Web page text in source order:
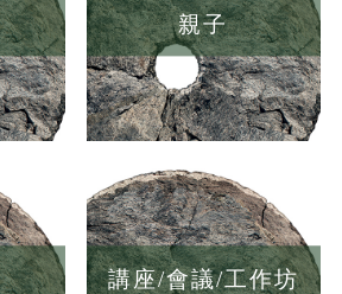
親子
講座/會議/工作坊